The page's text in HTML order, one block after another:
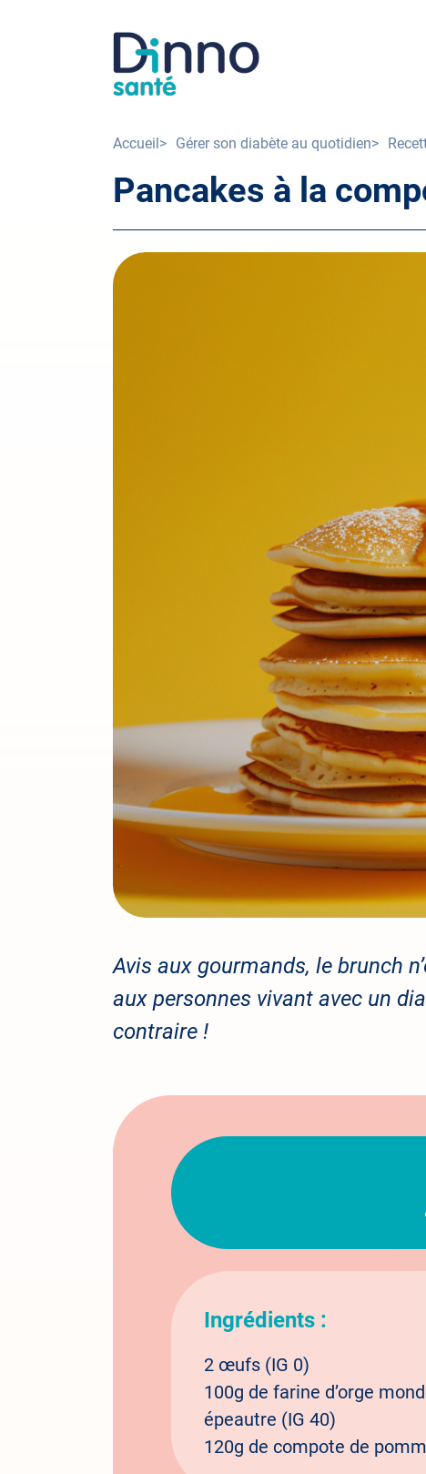
Image
d'Ariane
Accueil Gérer son diabète au quotidien
Pancakes à la
Avis aux gourmands, le brunch
aux personnes vivant avec un
contraire !
Ingrédients :
2 œufs (IG 0)
100g de farine d’orge
épeautre (IG 40)
120g de compote de